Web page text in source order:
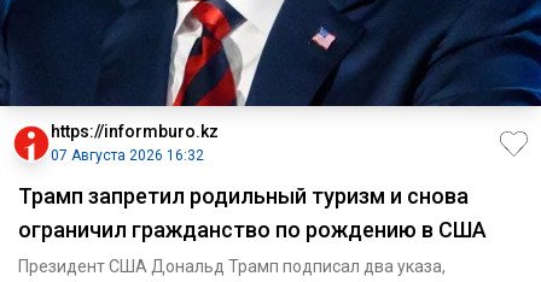
https://informburo.kz
07 Августа 2026 16:32
Трамп запретил родильный туризм и снова
ограничил гражданство по рождению в США
Президент США Дональд Трамп подписал два указа,